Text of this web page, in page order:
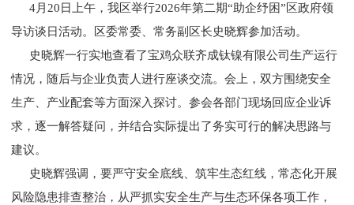
4月20日上午，我区举行2026年第二期“助企纾困”区政府领
导访谈日活动。区委常委、常务副区长史晓辉参加活动。
史晓辉一行实地查看了宝鸡众联齐成钛镍有限公司生产运行
情况，随后与企业负责人进行座谈交流。会上，双方围绕安全
生产、产业配套等方面深入探讨。参会各部门现场回应企业诉
求，逐一解答疑问，并结合实际提出了务实可行的解决思路与
建议。
史晓辉强调，要严守安全底线、筑牢生态红线，常态化开展
风险隐患排查整治，从严抓实安全生产与生态环保各项工作，